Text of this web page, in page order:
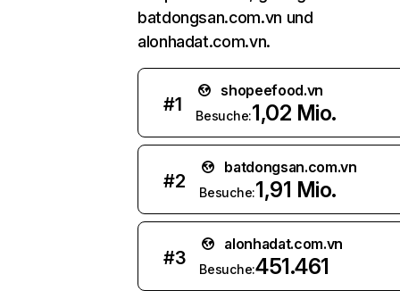
batdongsan.com.vn und
alonhadat.com.vn.
#1
shopeefood.vn
Besuche:1,02 Mio.
#2
batdongsan.com.vn
Besuche:1,91 Mio.
#3
alonhadat.com.vn
Besuche:451.461